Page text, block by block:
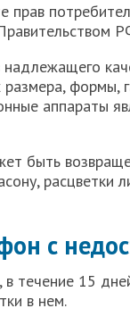
прав
формы,
аппараты
быть
расцветки
с
течение 15
в нем.